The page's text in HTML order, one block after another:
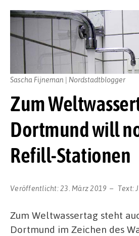
Zum
Dortmund will
Refill-Stationen
Veröffentlicht:23. März 2019 Text:
Sascha Fijneman | Nordstadtblogger
Zum Weltwassertag steht
Dortmund im Zeichen des